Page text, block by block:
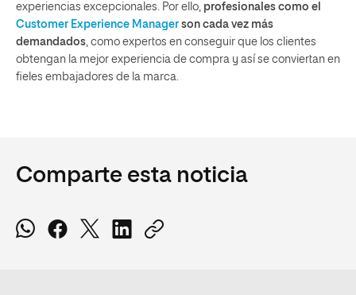
experiencias excepcionales. Por ello, profesionales como el
Customer Experience Manager son cada vez más
demandados , como expertos en conseguir que los clientes
obtengan la mejor experiencia de compra y así se conviertan en
fieles embajadores de la marca.
Comparte esta noticia